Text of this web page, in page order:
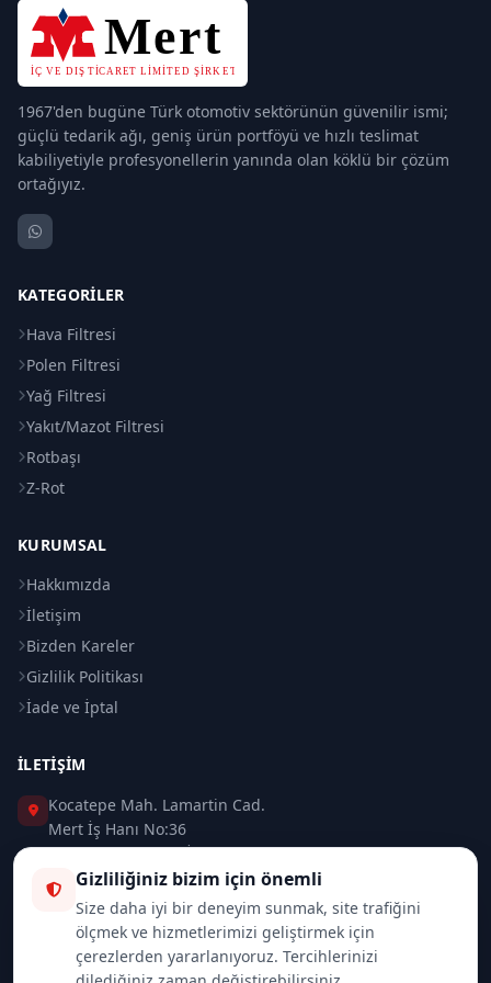
1967'den bugüne Türk otomotiv sektörünün güvenilir ismi;
güçlü tedarik ağı, geniş ürün portföyü ve hızlı teslimat
kabiliyetiyle profesyonellerin yanında olan köklü bir çözüm
ortağıyız.
KATEGORILER
Hava Filtresi
Polen Filtresi
Yağ Filtresi
Yakıt/Mazot Filtresi
Rotbaşı
Z-Rot
KURUMSAL
Hakkımızda
İletişim
Bizden Kareler
Gizlilik Politikası
İade ve İptal
İLETIŞIM
Kocatepe Mah. Lamartin Cad.
Mert İş Hanı No:36
Taksim / Beyoğlu / İSTANBUL
0 (212) 235 37 83
0 (532) 418 08 46
Gizliliğiniz bizim için önemli
Size daha iyi bir deneyim sunmak, site trafiğini
ölçmek ve hizmetlerimizi geliştirmek için
çerezlerden yararlanıyoruz. Tercihlerinizi